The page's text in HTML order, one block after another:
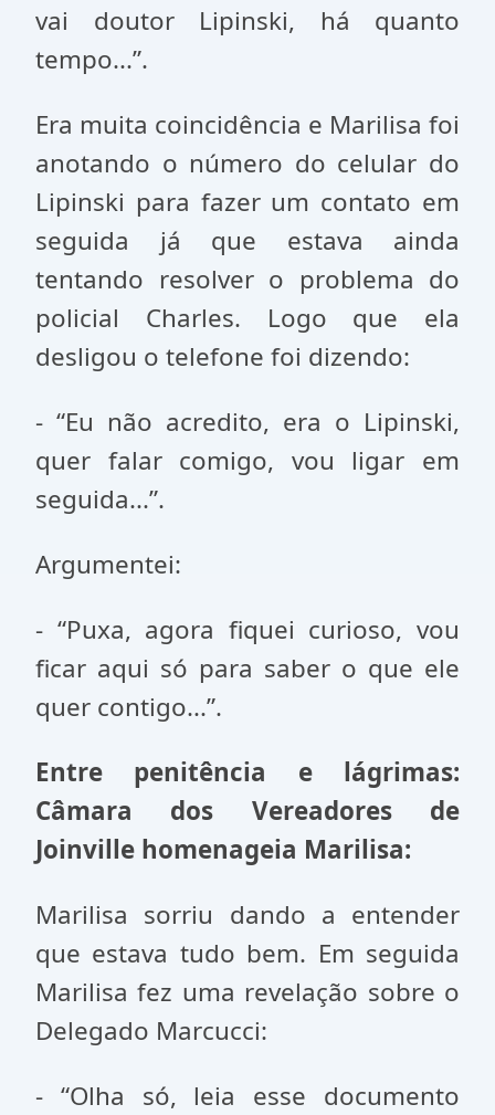
vai doutor Lipinski, há quanto
tempo...”.
Era muita coincidência e Marilisa foi
anotando o número do celular do
Lipinski para fazer um contato em
seguida já que estava ainda
tentando resolver o problema do
policial Charles. Logo que ela
desligou o telefone foi dizendo:
- “Eu não acredito, era o Lipinski,
quer falar comigo, vou ligar em
seguida...”.
Argumentei:
- “Puxa, agora fiquei curioso, vou
ficar aqui só para saber o que ele
quer contigo...”.
Entre penitência e lágrimas:
Câmara dos Vereadores de
Joinville homenageia Marilisa:
Marilisa sorriu dando a entender
que estava tudo bem. Em seguida
Marilisa fez uma revelação sobre o
Delegado Marcucci:
- “Olha só, leia esse documento